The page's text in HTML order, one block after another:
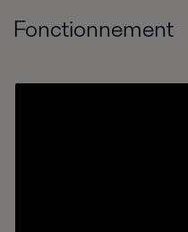
Fonctionnement